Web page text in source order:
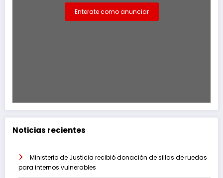
Enterate como anunciar
Noticias recientes
Ministerio de Justicia recibió donación de sillas de ruedas
para internos vulnerables